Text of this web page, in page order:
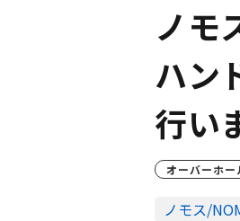
ノモ
ハン
行い
オーバーホー
ノモス/